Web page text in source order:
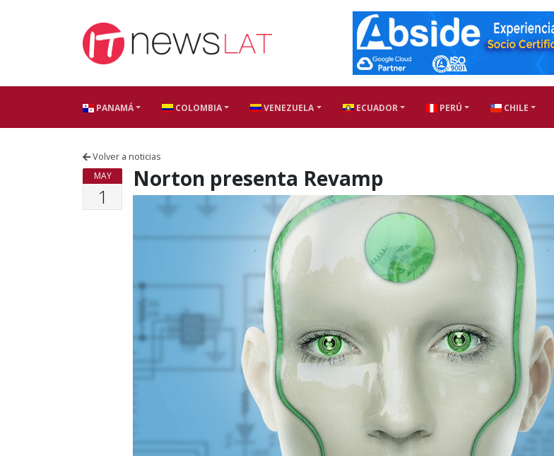
PANAMÁ COLOMBIA VENEZUELA ECUADOR PERÚ CHILE
Volver a noticias
MAY
1
Norton presenta Revamp